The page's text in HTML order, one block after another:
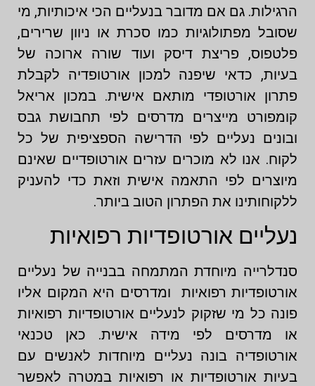
הרגילות. גם אם מדובר בנעליים הכי איכותיות, מי
שסובל מפתולוגיות כמו סכרת או ניוון שרירים,
פלטפוס, פריצת דיסק ועוד שורה ארוכה של
בעיות, כדאי שיפנה למכון אורטופדיה לקבלת
פתרון אורטופדי מותאם אישית. במכון אריאל
קומפורט מייצרים מדרסים לפי תחבושת גבס
ובונים נעליים לפי הדרישה הספציפית של כל
לקוח. אנו לא מוכרים עזרים אורטופדיים שאינם
מיוצרים לפי התאמה אישית וזאת כדי להעניק
ללקוחותינו את הפתרון הטוב ביותר.
נעליים אורטופדיות רפואיות
סנדלרייה מיוחדת המתמחה בבנייה של נעליים
אורטופדיות רפואיות ומדרסים היא המקום אליו
פונה כל מי שזקוק לנעליים אורטופדיות רפואיות
או מדרסים לפי מידה אישית. כאן טכנאי
אורטופדיה בונה נעליים מיוחדות לאנשים עם
בעיות אורטופדיות או רפואיות במטרה לאפשר